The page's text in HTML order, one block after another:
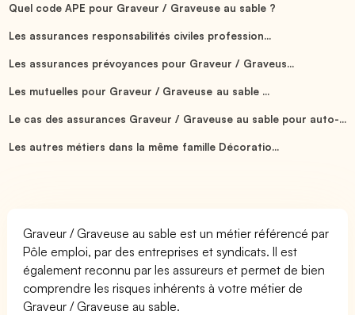
Quel code APE pour Graveur / Graveuse au sable ?
Les assurances responsabilités civiles profession...
Les assurances prévoyances pour Graveur / Graveus...
Les mutuelles pour Graveur / Graveuse au sable ...
Le cas des assurances Graveur / Graveuse au sable pour auto-...
Les autres métiers dans la même famille Décoratio...
Graveur / Graveuse au sable est un métier référencé par
Pôle emploi, par des entreprises et syndicats. Il est
également reconnu par les assureurs et permet de bien
comprendre les risques inhérents à votre métier de
Graveur / Graveuse au sable.